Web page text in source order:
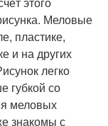
Меловые
пластике,
и на других
легко
губкой со
меловых
знакомы с